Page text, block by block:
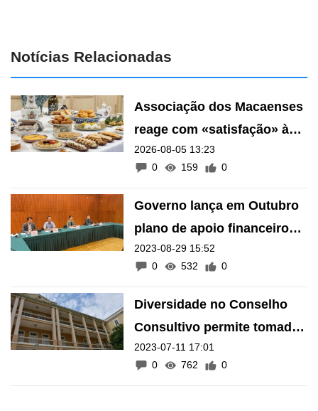
Notícias Relacionadas
Associação dos Macaenses
reage com «satisfação» à
inscrição de manifestações
como Património Intangível
de Macau
2026-08-05 13:23
0
159 0
Governo lança em Outubro
plano de apoio financeiro
de 20 milhões para
revitalizar edifícios
históricos
2023-08-29 15:52
0
532 0
Diversidade no Conselho
Consultivo permite tomada
de decisão “mais ajuízada”,
diz Alexandre Leitão
2023-07-11 17:01
0
762 0